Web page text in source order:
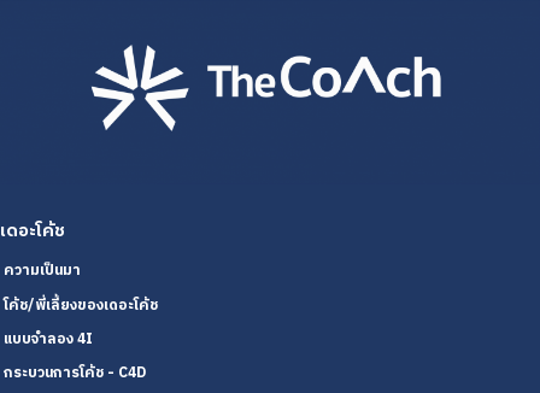
เดอะโค้ช
ความเป็นมา
โค้ช/พี่เลี้ยงของเดอะโค้ช
แบบจำลอง 4I
กระบวนการโค้ช - C4D